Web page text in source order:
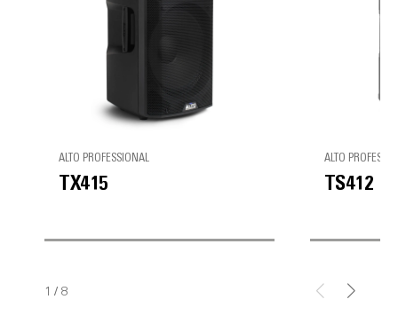
ALTO PROFESSIONAL
TX415
ALTO
TS412
1 / 8